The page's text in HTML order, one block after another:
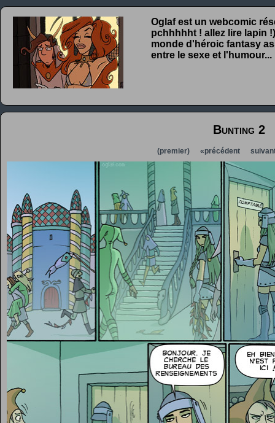
Oglaf est un webcomic
pchhhhht ! allez lire lapin
monde d'héroic fantasy
entre le sexe et l'humour...
Bunting 2
(premier) «précédent